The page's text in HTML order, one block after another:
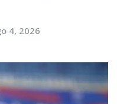
4, 2026